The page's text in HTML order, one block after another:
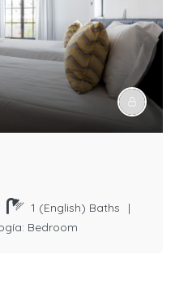
1 (English) Baths
|
Bedroom